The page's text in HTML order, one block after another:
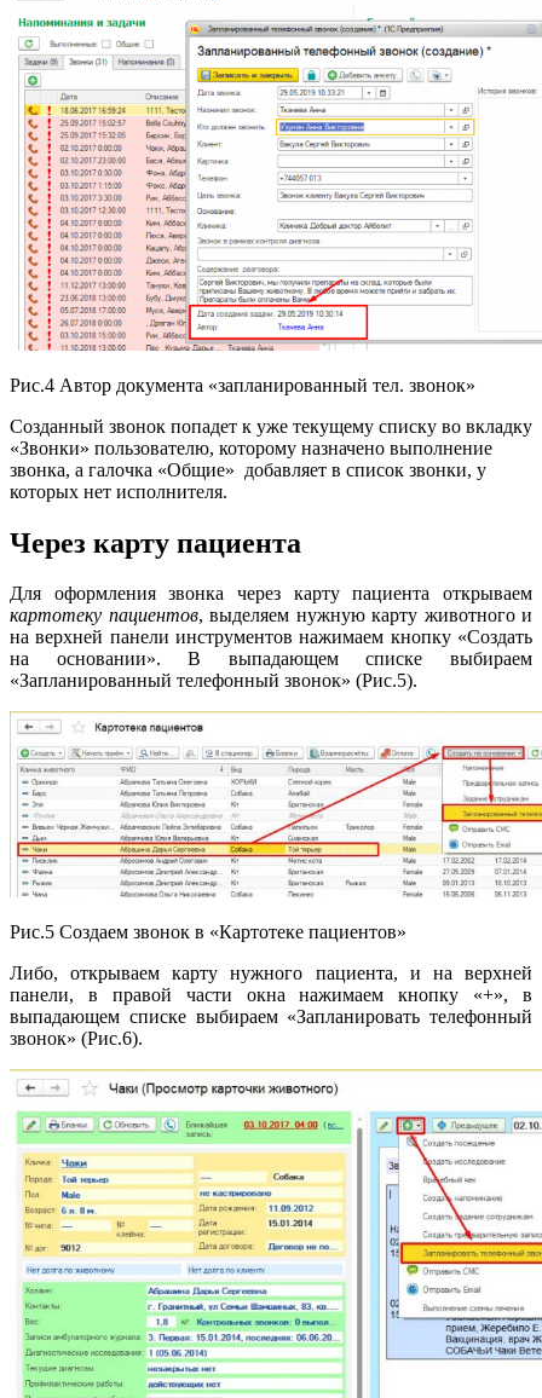
Рис.4 Автор документа «запланированный тел. звонок»
Созданный звонок попадет к уже текущему списку во вкладку
«Звонки» пользователю, которому назначено выполнение
звонка, а галочка «Общие» добавляет в список звонки, у
которых нет исполнителя.
Через карту пациента
Для оформления звонка через карту пациента открываем
картотеку пациентов, выделяем нужную карту животного и
на верхней панели инструментов нажимаем кнопку «Создать
на основании». В выпадающем списке выбираем
«Запланированный телефонный звонок» (Рис.5).
Рис.5 Создаем звонок в «Картотеке пациентов»
Либо, открываем карту нужного пациента, и на верхней
панели, в правой части окна нажимаем кнопку «+», в
выпадающем списке выбираем «Запланировать телефонный
звонок» (Рис.6).